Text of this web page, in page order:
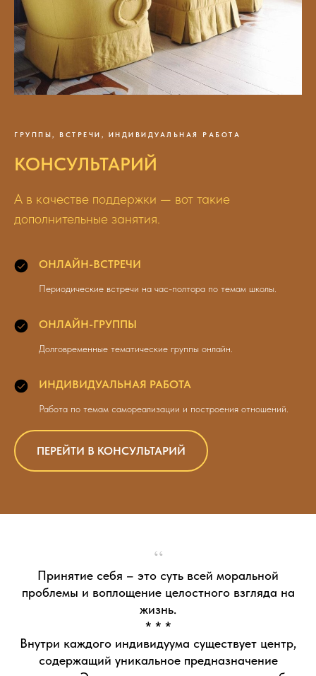
ГРУППЫ, ВСТРЕЧИ, ИНДИВИДУАЛЬНАЯ РАБОТА
КОНСУЛЬТАРИЙ
А в качестве поддержки — вот такие
дополнительные занятия.
ОНЛАЙН-ВСТРЕЧИ
Периодические встречи на час-полтора по темам школы.
ОНЛАЙН-ГРУППЫ
Долговременные тематические группы онлайн.
ИНДИВИДУАЛЬНАЯ РАБОТА
Работа по темам самореализации и построения отношений.
ПЕРЕЙТИ В КОНСУЛЬТАРИЙ
“
Принятие себя – это суть всей моральной
проблемы и воплощение целостного взгляда на
жизнь.
* * *
Внутри каждого индивидуума существует центр,
содержащий уникальное предназначение